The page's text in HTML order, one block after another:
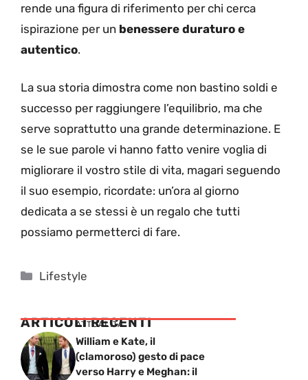
rende una figura di riferimento per chi cerca
ispirazione per un benessere duraturo e
autentico.
La sua storia dimostra come non bastino soldi e
successo per raggiungere l’equilibrio, ma che
serve soprattutto una grande determinazione. E
se le sue parole vi hanno fatto venire voglia di
migliorare il vostro stile di vita, magari seguendo
il suo esempio, ricordate: un’ora al giorno
dedicata a se stessi è un regalo che tutti
possiamo permetterci di fare.
Categorie
Lifestyle
ARTICOLI RECENTI
ATTUALITÁ
William e Kate, il
(clamoroso) gesto di pace
verso Harry e Meghan: il